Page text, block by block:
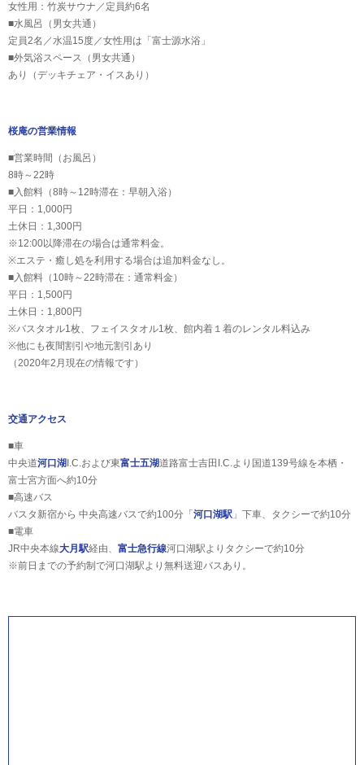
女性用：竹炭サウナ／定員約6名
■水風呂（男女共通）
定員2名／水温15度／女性用は「富士源水浴」
■外気浴スペース（男女共通）
あり（デッキチェア・イスあり）
桜庵の営業情報
■営業時間（お風呂）
8時～22時
■入館料（8時～12時滞在：早朝入浴）
平日：1,000円
土休日：1,300円
※12:00以降滞在の場合は通常料金。
※エステ・癒し処を利用する場合は追加料金なし。
■入館料（10時～22時滞在：通常料金）
平日：1,500円
土休日：1,800円
※バスタオル1枚、フェイスタオル1枚、館内着１着のレンタル料込み
※他にも夜間割引や地元割引あり
（2020年2月現在の情報です）
交通アクセス
■車
中央道河口湖I.C.および東富士五湖道路富士吉田I.C.より国道139号線を本栖・
富士宮方面へ約10分
■高速バス
バスタ新宿から 中央高速バスで約100分「河口湖駅 」下車、タクシーで約10分
■電車
JR中央本線大月駅経由、 富士急行線河口湖駅よりタクシーで約10分
※前日までの予約制で河口湖駅より無料送迎バスあり。